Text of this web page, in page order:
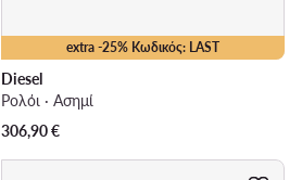
extra -25% Κωδικός: LAST
Diesel
Ρολόι · Ασημί
306,90€